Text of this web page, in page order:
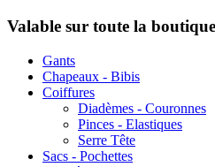
Valable sur toute la boutique
Gants
Chapeaux - Bibis
Coiffures
Diadèmes - Couronnes
Pinces - Elastiques
Serre Tête
Sacs - Pochettes